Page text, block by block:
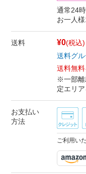
通常24
お一人
送料 ¥0(税込)
送料グル
送料無
※一部離
定エリア
お支払い
方法
ご利用い